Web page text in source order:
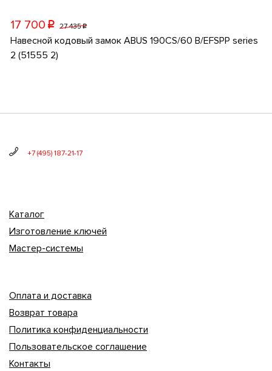
17 700 p 27 435p
Навесной кодовый замок ABUS 190CS/60 B/EFSPP series
2 (51555 2)
+7 (495) 187-21-17
Каталог
Изготовление ключей
Мастер-системы
Оплата и доставка
Возврат товара
Политика конфиденциальности
Пользовательское соглашение
Контакты